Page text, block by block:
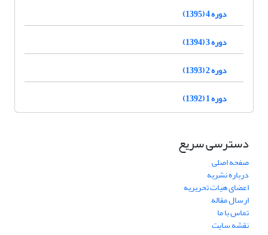
دوره 4 (1395)
دوره 3 (1394)
دوره 2 (1393)
دوره 1 (1392)
دسترسی سریع
صفحه اصلی
درباره نشریه
اعضای هیات تحریریه
ارسال مقاله
تماس با ما
نقشه سایت